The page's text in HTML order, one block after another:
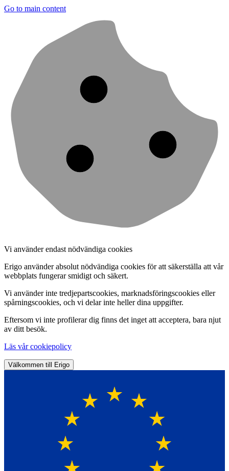
Go to main content
Vi använder endast nödvändiga cookies
Erigo använder absolut nödvändiga cookies för att säkerställa att vår
webbplats fungerar smidigt och säkert.
Vi använder inte tredjepartscookies, marknadsföringscookies eller
spårningscookies, och vi delar inte heller dina uppgifter.
Eftersom vi inte profilerar dig finns det inget att acceptera, bara njut
av ditt besök.
Läs vår cookiepolicy
Välkommen till Erigo